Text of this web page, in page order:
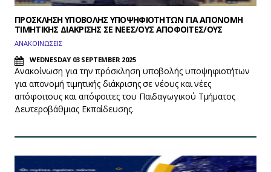
ΠΡΟΣΚΛΗΣΗ ΥΠΟΒΟΛΗΣ ΥΠΟΨΗΦΙΟΤΗΤΩΝ ΓΙΑ ΑΠΟΝΟΜΗ
ΤΙΜΗΤΙΚΗΣ ΔΙΑΚΡΙΣΗΣ ΣΕ ΝΕΕΣ/ΟΥΣ ΑΠΟΦΟΙΤΕΣ/ΟΥΣ
ΑΝΑΚΟΙΝΩΣΕΙΣ
WEDNESDAY 03 SEPTEMBER 2025
Ανακοίνωση για την πρόσκληση υποβολής υποψηφιοτήτων
για απονομή τιμητικής διάκρισης σε νέους και νέες
απόφοιτους και απόφοιτες του Παιδαγωγικού Τμήματος
Δευτεροβάθμιας Εκπαίδευσης.